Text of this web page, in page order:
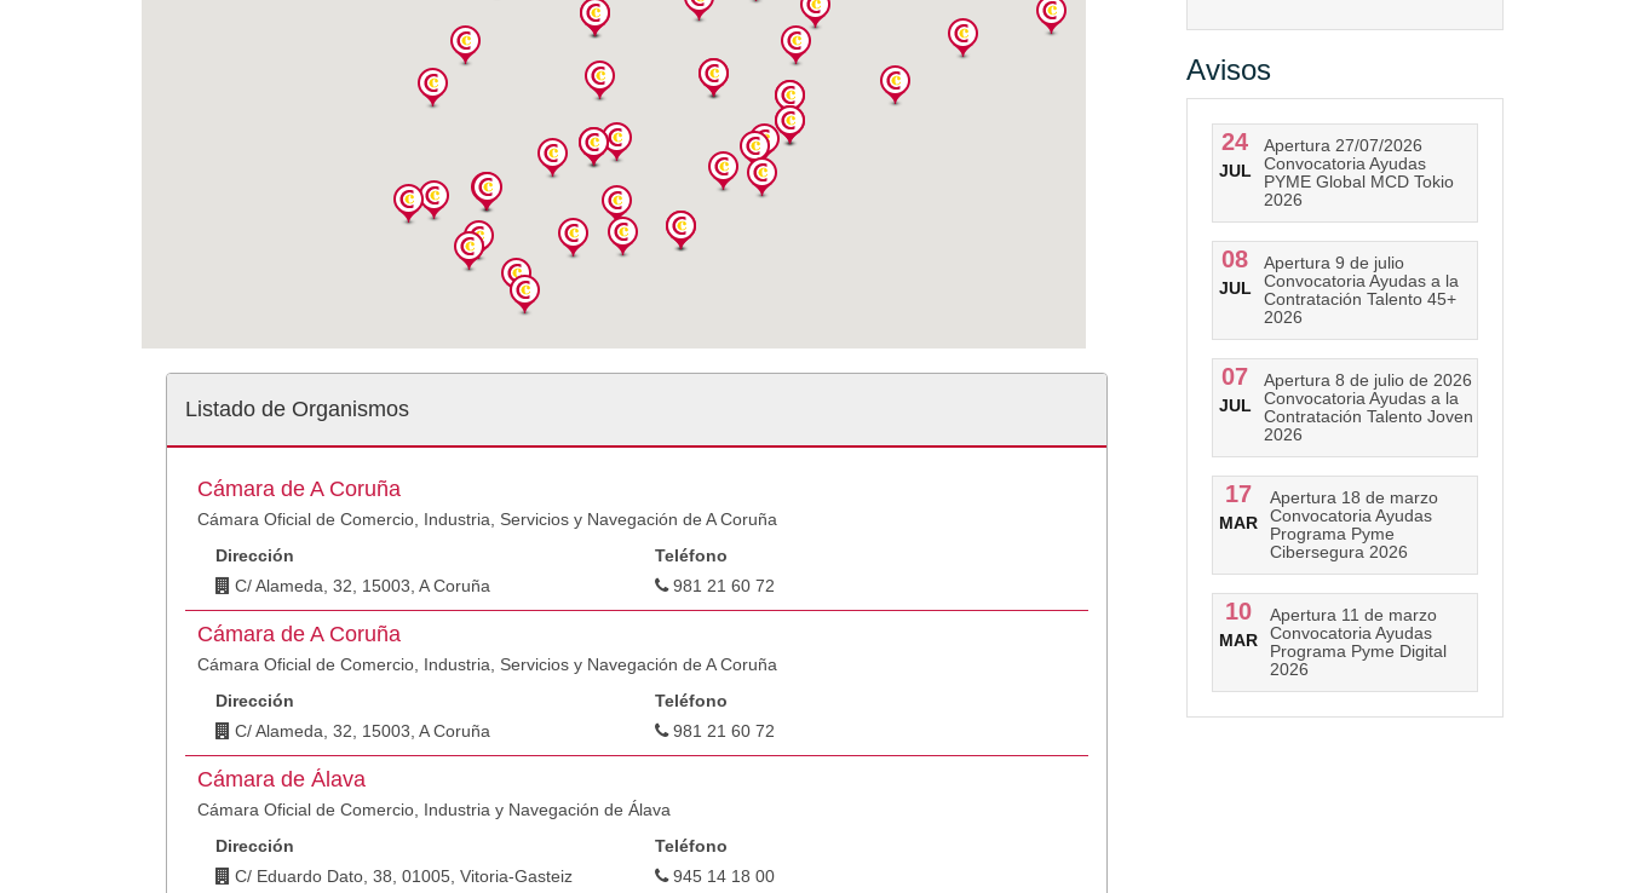
Listado de Organismos
Cámara de A Coruña
Cámara Oficial de Comercio, Industria, Servicios y Navegación de A Coruña
Dirección
C/ Alameda, 32, 15003, A Coruña
Teléfono
981 21 60 72
Cámara de A Coruña
Cámara Oficial de Comercio, Industria, Servicios y Navegación de A Coruña
Dirección
C/ Alameda, 32, 15003, A Coruña
Teléfono
981 21 60 72
Cámara de Álava
Cámara Oficial de Comercio, Industria y Navegación de Álava
Dirección
C/ Eduardo Dato, 38, 01005, Vitoria-Gasteiz
Teléfono
945 14 18 00
Avisos
24
JUL
Apertura 27/07/2026
Convocatoria Ayudas
PYME Global MCD Tokio
2026
08
JUL
Apertura 9 de julio
Convocatoria Ayudas a la
Contratación Talento 45+
2026
07
JUL
Apertura 8 de julio de 2026
Convocatoria Ayudas a la
Contratación Talento Joven
2026
17
MAR
Apertura 18 de marzo
Convocatoria Ayudas
Programa Pyme
Cibersegura 2026
10
MAR
Apertura 11 de marzo
Convocatoria Ayudas
Programa Pyme Digital
2026